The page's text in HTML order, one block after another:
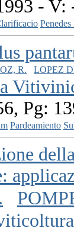
-
R.
LOPEZ
Pg:
Pardeamiento